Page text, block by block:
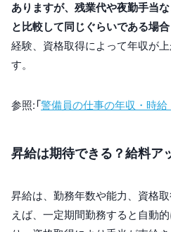
ありますが、残業代や夜勤手当
と比較して同じぐらいである場合
経験、資格取得によって年収が
す。
参照:「警備員の仕事の年収・時
昇給は期待できる？給料ア
昇給は、勤務年数や能力、資格
えば、一定期間勤務すると自動